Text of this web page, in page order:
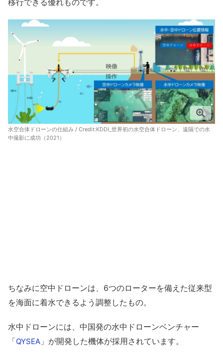
水空合体ドローンの仕組み / Credit:KDDI_世界初の水空合体ドローン、遠隔での水
中撮影に成功（2021）
ちなみに空中ドローンは、6つのローターを備えた従来型
を海面に着水できるよう調整したもの。
水中ドローンには、中国発の水中ドローンベンチャー
「QYSEA 」が開発した機体が採用されています。